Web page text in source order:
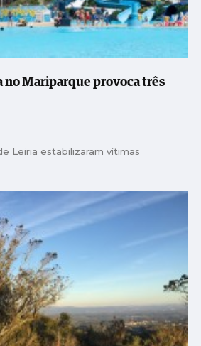
no Mariparque provoca três
Leiria estabilizaram vítimas